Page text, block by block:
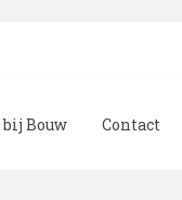
Bouw Contact